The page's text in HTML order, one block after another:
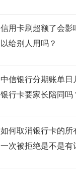
信用卡刷超额了会影
以给别人用吗？
中信银行分期账单
银行卡要家长陪同吗
如何取消银行卡的所
一次被拒绝是不是有